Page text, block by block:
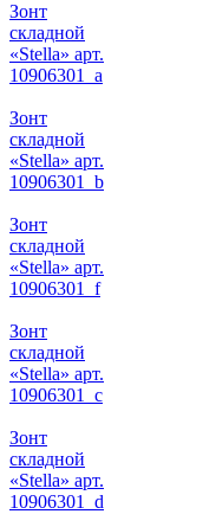
Зонт
складной
«Stella» арт.
10906301_a
Зонт
складной
«Stella» арт.
10906301_b
Зонт
складной
«Stella» арт.
10906301_f
Зонт
складной
«Stella» арт.
10906301_c
Зонт
складной
«Stella» арт.
10906301_d